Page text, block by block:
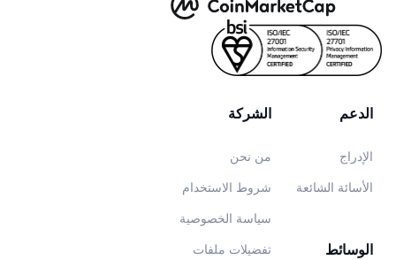
الشركة
من نحن
شروط الاستخدام
سياسة الخصوصية
تفضيلات ملفات
الدعم
الإدراج
الأسائة الشائعة
الوسائط